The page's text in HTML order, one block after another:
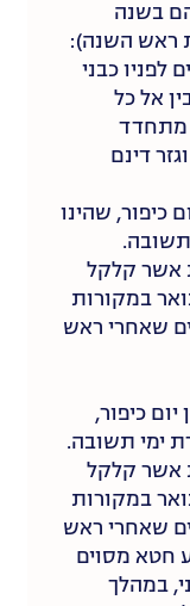
בשנה
ראש השנה):
לפניו כבני
אל כל
מתחדד
דינם
כיפור, שהינו
תשובה.
אשר קלקל
במקורות
שאחרי ראש
יום כיפור,
ימי תשובה.
אשר קלקל
במקורות
שאחרי ראש
חטא מסוים
במהלך